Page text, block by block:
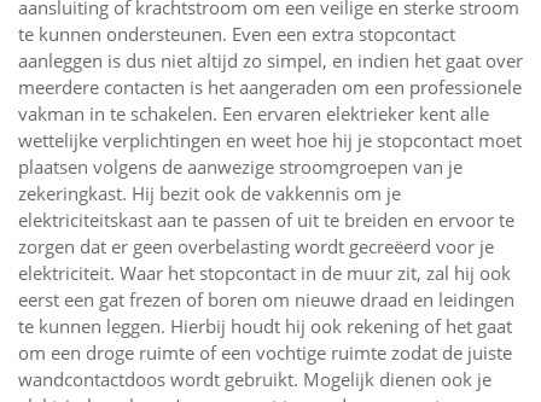
aansluiting of krachtstroom om een veilige en sterke stroom
te kunnen ondersteunen. Even een extra stopcontact
aanleggen is dus niet altijd zo simpel, en indien het gaat over
meerdere contacten is het aangeraden om een professionele
vakman in te schakelen. Een ervaren elektrieker kent alle
wettelijke verplichtingen en weet hoe hij je stopcontact moet
plaatsen volgens de aanwezige stroomgroepen van je
zekeringkast. Hij bezit ook de vakkennis om je
elektriciteitskast aan te passen of uit te breiden en ervoor te
zorgen dat er geen overbelasting wordt gecreëerd voor je
elektriciteit. Waar het stopcontact in de muur zit, zal hij ook
eerst een gat frezen of boren om nieuwe draad en leidingen
te kunnen leggen. Hierbij houdt hij ook rekening of het gaat
om een droge ruimte of een vochtige ruimte zodat de juiste
wandcontactdoos wordt gebruikt. Mogelijk dienen ook je